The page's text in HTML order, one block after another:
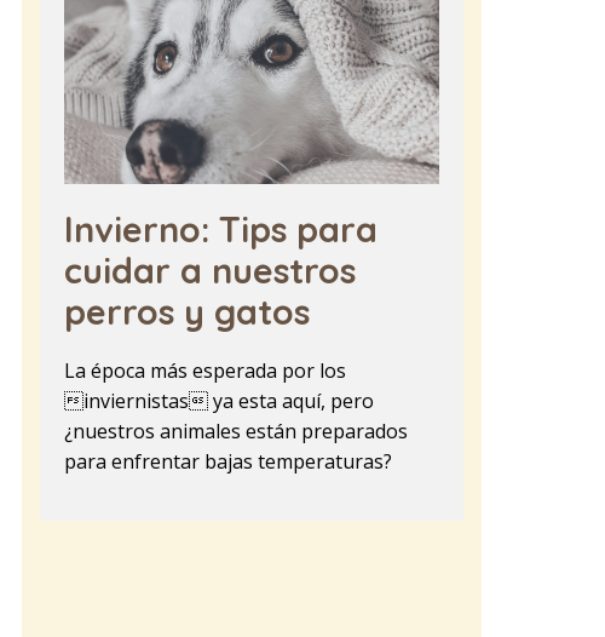
Invierno: Tips para
cuidar a nuestros
perros y gatos
La época más esperada por los
inviernistas ya esta aquí, pero
¿nuestros animales están preparados
para enfrentar bajas temperaturas?